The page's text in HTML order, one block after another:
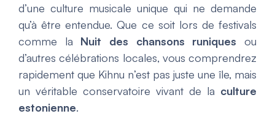
d’une culture musicale unique qui ne demande
qu’à être entendue. Que ce soit lors de festivals
comme la Nuit des chansons runiques ou
d’autres célébrations locales, vous comprendrez
rapidement que Kihnu n’est pas juste une île, mais
un véritable conservatoire vivant de la culture
estonienne.